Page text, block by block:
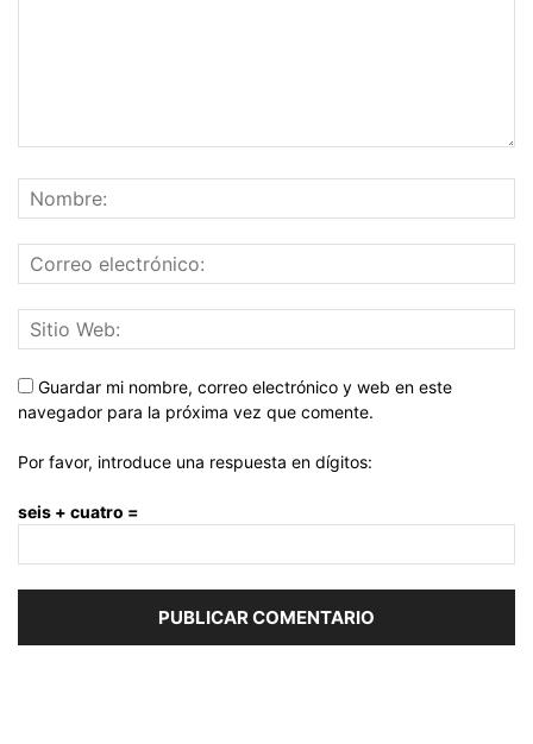
Guardar mi nombre, correo electrónico y web en este
navegador para la próxima vez que comente.
Por favor, introduce una respuesta en dígitos:
seis + cuatro =